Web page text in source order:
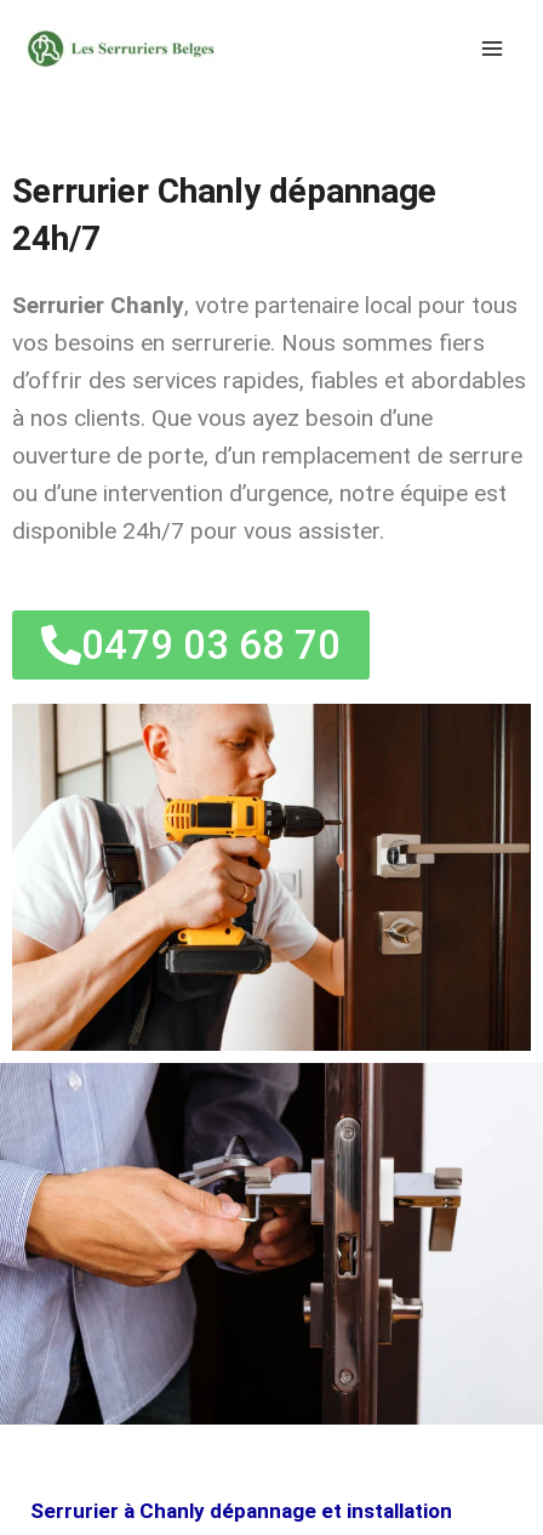
Serrurier Chanly dépannage
24h/7
Serrurier Chanly, votre partenaire local pour tous
vos besoins en serrurerie. Nous sommes fiers
d’offrir des services rapides, fiables et abordables
à nos clients. Que vous ayez besoin d’une
ouverture de porte, d’un remplacement de serrure
ou d’une intervention d’urgence, notre équipe est
disponible 24h/7 pour vous assister.
0479 03 68 70
Serrurier à Chanly dépannage et installation